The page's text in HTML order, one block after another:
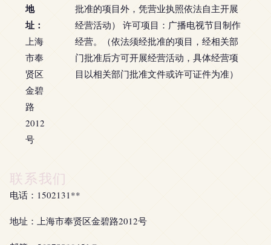
地
址：
上海
市奉
贤区
金碧
路
2012
号
批准的项目外，凭营业执照依法自主开展
经营活动） 许可项目：广播电视节目制作
经营。（依法须经批准的项目，经相关部
门批准后方可开展经营活动，具体经营项
目以相关部门批准文件或许可证件为准）
联系我们
电话：1502131**
地址：上海市奉贤区金碧路2012号